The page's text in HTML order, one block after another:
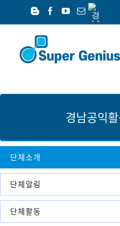
content
YouTube
메
경
남
공
경남공익
단체소개
단체알림
단체활동